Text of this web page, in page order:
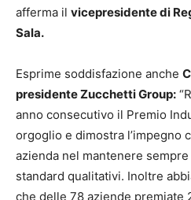
afferma il vicepresidente di
Sala.
Esprime soddisfazione anche
presidente Zucchetti Group:
anno consecutivo il Premio
orgoglio e dimostra l’impegno
azienda nel mantenere
standard qualitativi. Inoltre
che delle 78 aziende premiate